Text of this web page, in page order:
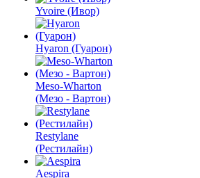
Yvoire (Ивор)
Hyaron (Гуарон)
Meso-Wharton
(Мезо - Вартон)
Restylane
(Рестилайн)
Aespira